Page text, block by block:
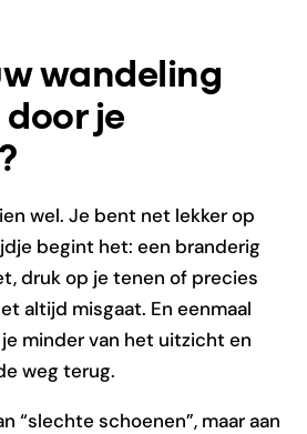
wandeling
je
wel. Je bent net lekker op
begint het: een branderig
druk op je tenen of precies
altijd misgaat. En eenmaal
minder van het uitzicht en
weg terug.
“slechte schoenen”, maar aan